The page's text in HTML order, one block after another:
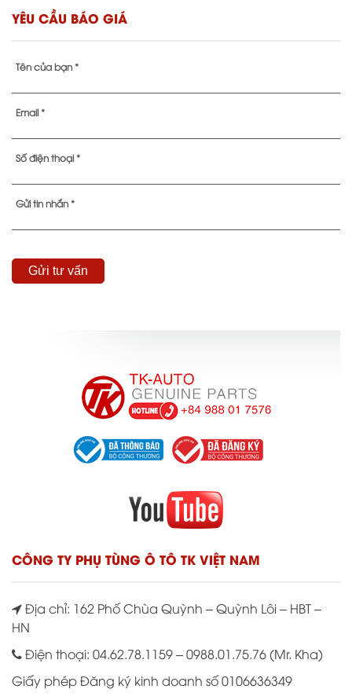
YÊU CẦU BÁO GIÁ
Tên của bạn *
Email *
Số điện thoại *
Gửi tin nhắn *
CÔNG TY PHỤ TÙNG Ô TÔ TK VIỆT NAM
Địa chỉ: 162 Phố Chùa Quỳnh – Quỳnh Lôi – HBT –
HN
Điện thoại: 04.62.78.1159 – 0988.01.75.76 (Mr. Kha)
Giấy phép Đăng ký kinh doanh số 0106636349